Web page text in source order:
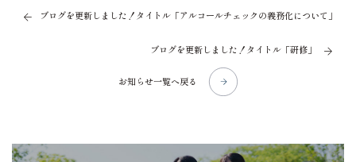
ブログを更新しました！タイトル「アルコールチェックの義務化について」
お知らせ一覧へ戻る
ブログを更新しました！タイトル「研修」